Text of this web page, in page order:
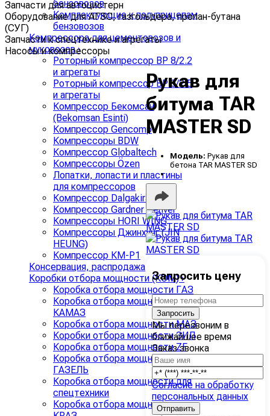
бензовозов
Комплектующие к полуприцепам
бензовозов
Компрессора для цементовозов и
муковозов›
Роторный компрессор ВР 8/2.2
и агрегаты
Роторный компрессор ВР 8/2.5
и агрегаты
Компрессор Бекомсан
(Bekomsan Esinti)
Компрессор Gencomp
Компрессоры BDW
Компрессор Globaltech
Компрессоры Özen
Лопатки, лопасти и пластины
для компрессоров
Компрессор Dalgakiran
Компрессор Gardner Denver
Компрессоры HORI WING
Компрессоры Джинхунг (JIN
HEUNG)
Компрессор КМ-Р1
Консервация, распродажа
Коробки отбора мощности (КОМ)›
Коробка отбора мощности ГАЗ
Коробка отбора мощности
КАМАЗ
Коробка отбора мощности МАЗ
Коробки отбора мощности ЗИЛ
Коробка отбора мощности ZF
Коробка отбора мощности на
ГАЗЕЛЬ
Коробка отбора мощности для
спецтехники
Коробка отбора мощности
Запчасти для автоцистерн
Оборудование для АГЗС, газгольдера, пропан-бутана
(СУГ)
Запчасти к спецтехнике и агрегаты
Насосы и компрессоры
Рукав для
битума TAR
MASTER SD
Модель: Рукав для
бетона TAR MASTER SD
Запросить цену
Запросить
Мы перезвоним в
ближайшее время
Заказ звонка
Согласие на обработку
персональных данных